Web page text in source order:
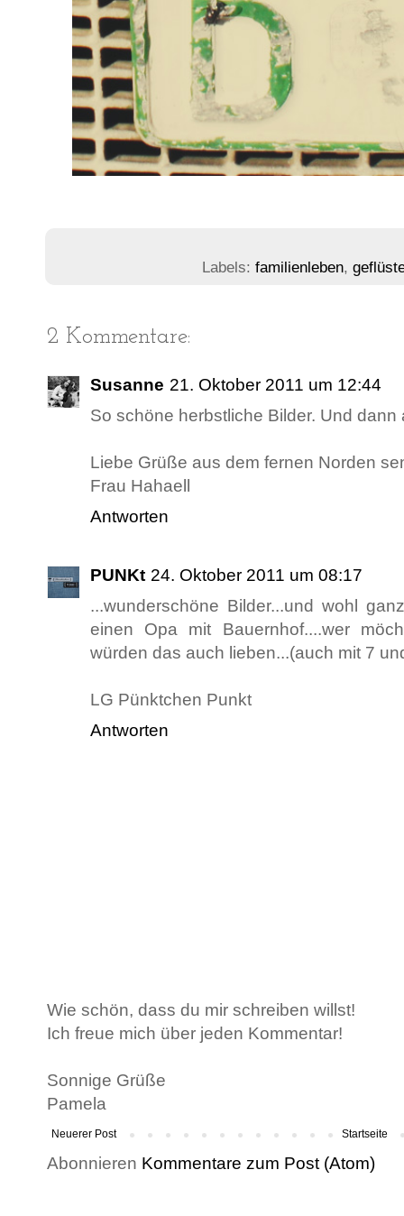
Labels:familienleben,
2 Kommentare:
Susanne 21. Oktober 2011 um 12:44
So schöne herbstliche Bilder. Und
Liebe Grüße aus dem fernen Norden
Frau Hahaell
Antworten
PUNKt 24. Oktober 2011 um 08:17
...wunderschöne Bilder...und wohl
einen Opa mit Bauernhof....wer
würden das auch lieben...(auch mit 7
LG Pünktchen Punkt
Antworten
Wie schön, dass du mir schreiben willst!
Ich freue mich über jeden Kommentar!
Sonnige Grüße
Pamela
Neuerer Post Startseite
Abonnieren Kommentare zum Post (Atom)